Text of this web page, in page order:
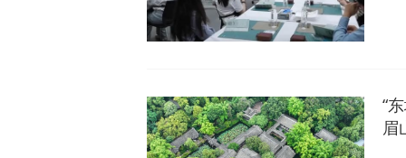
“
眉